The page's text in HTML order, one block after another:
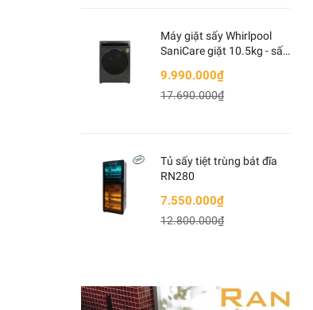
Máy giặt sấy Whirlpool
SaniCare giặt 10.5kg - sấy
9.990.000₫
17.690.000₫
Tủ sấy tiệt trùng bát đĩa
RN280
7.550.000₫
12.800.000₫